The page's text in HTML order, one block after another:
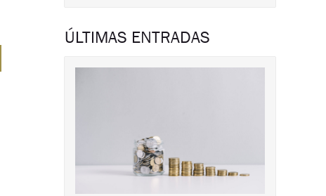
ÚLTIMAS ENTRADAS